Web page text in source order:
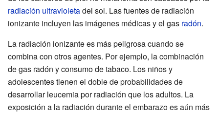
radiación ultravioletadel sol. Las fuentes de radiación
ionizante incluyen las imágenes médicas y el gas radón.
La radiación ionizante es más peligrosa cuando se
combina con otros agentes. Por ejemplo, la combinación
de gas radón y consumo de tabaco. Los niños y
adolescentes tienen el doble de probabilidades de
desarrollar leucemia por radiación que los adultos. La
exposición a la radiación durante el embarazo es aún más